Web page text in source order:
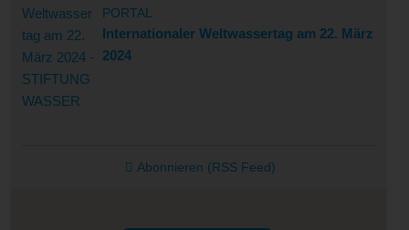
PORTAL
Internationaler Weltwassertag am 22. März
2024
Abonnieren (RSS Feed)